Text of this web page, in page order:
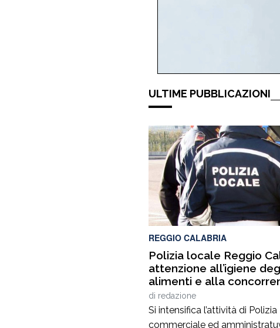
ULTIME PUBBLICAZIONI
REGGIO CALABRIA
Polizia locale Reggio
attenzione all’igiene
alimenti e alla
sleale. Sanzioni,
daspo urbano
di redazione
Si intensifica l’attività di Polizia
commerciale ed